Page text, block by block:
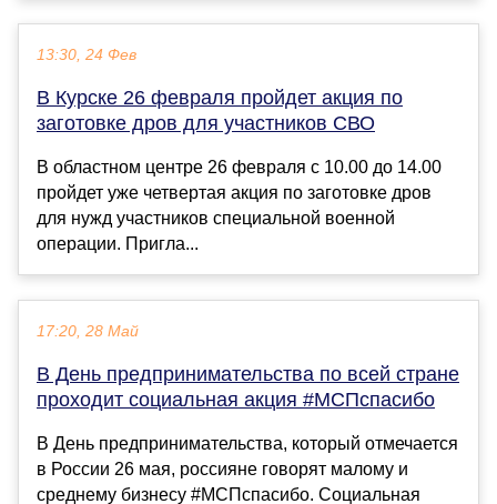
13:30, 24 Фев
В Курске 26 февраля пройдет акция по
заготовке дров для участников СВО
В областном центре 26 февраля с 10.00 до 14.00
пройдет уже четвертая акция по заготовке дров
для нужд участников специальной военной
операции. Пригла...
17:20, 28 Май
В День предпринимательства по всей стране
проходит социальная акция #МСПспасибо
В День предпринимательства, который отмечается
в России 26 мая, россияне говорят малому и
среднему бизнесу #МСПспасибо. Социальная